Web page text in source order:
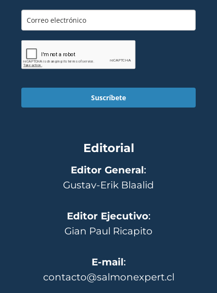
Suscríbete
Editorial
Editor General:
Gustav-Erik Blaalid
Editor Ejecutivo:
Gian Paul Ricapito
E-mail:
contacto@salmonexpert.cl